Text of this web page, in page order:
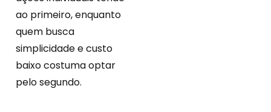
ao primeiro, enquanto
quem busca
simplicidade e custo
baixo costuma optar
pelo segundo.